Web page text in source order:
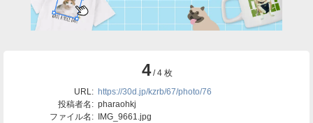
4/ 4 枚
URL: https://30d.jp/kzrb/67/photo/76
投稿者名: pharaohkj
ファイル名:
IMG_9661.jpg